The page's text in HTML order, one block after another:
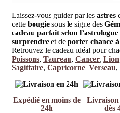
Laissez-vous guider par les astres
cette bougie sous le signe des
cadeau parfait selon l’astrologue
surprendre et de porter chance
Retrouvez le cadeau idéal pour
Poissons, Taureau, Cancer, Lion,
Sagittaire, Capricorne, Verseau,
Expédié en moins de
24h
Livraison
dès